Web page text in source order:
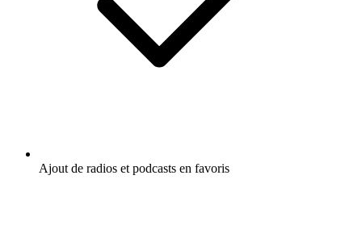
Ajout de radios et podcasts en favoris